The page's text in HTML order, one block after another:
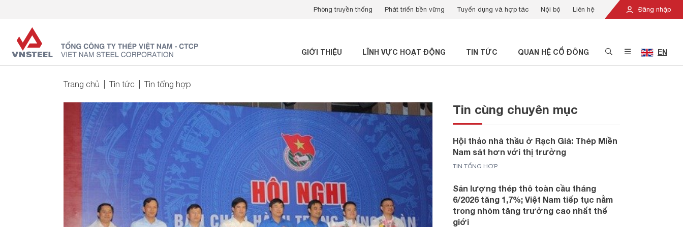
Đăng nhập
Phòng truyền thống Phát triển bền vững Tuyển dụng và hợp tác Nội bộ Liên hệ
GIỚI THIỆU LĨNH VỰC HOẠT ĐỘNG TIN TỨC QUAN HỆ CỔ ĐÔNG EN
Trang chủ Tin tức Tin tổng hợp
Tin cùng chuyên mục
Hội thảo nhà thầu ở Rạch Giá: Thép Miền
Nam sát hơn với thị trường
TIN TỔNG HỢP
Sản lượng thép thô toàn cầu tháng
6/2026 tăng 1,7%; Việt Nam tiếp tục nằm
trong nhóm tăng trưởng cao nhất thế
giới